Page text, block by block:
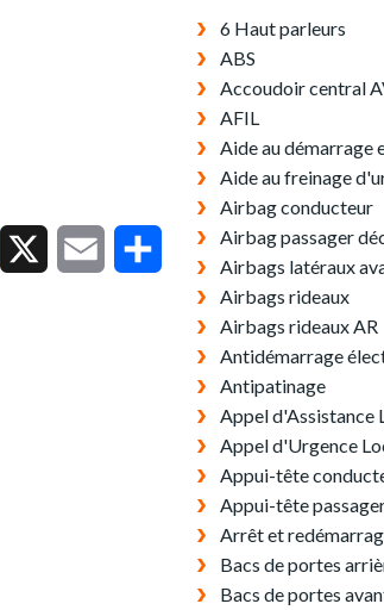
Facebook Email Partager
6 Haut parleurs
ABS
Accoudoir central
AFIL
Aide au démarrage
Aide au freinage
Airbag conducteur
Airbag passager
Airbags latéraux
Airbags rideaux
Airbags rideaux AR
Antidémarrage
Antipatinage
Appel d'Assistance
Appel d'Urgence
Appui-tête
Appui-tête
Arrêt et
Bacs de portes
Bacs de portes